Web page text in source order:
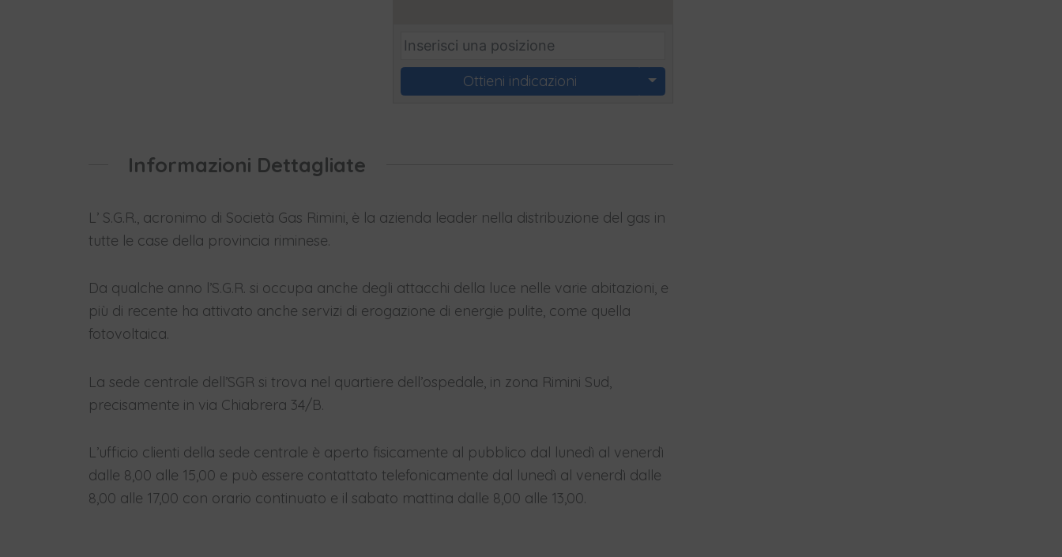
Ottieni indicazioni
Informazioni Dettagliate
L’ S.G.R., acronimo di Società Gas Rimini, è la azienda leader nella distribuzione del gas in
tutte le case della provincia riminese.
Da qualche anno l’S.G.R. si occupa anche degli attacchi della luce nelle varie abitazioni, e
più di recente ha attivato anche servizi di erogazione di energie pulite, come quella
fotovoltaica.
La sede centrale dell’SGR si trova nel quartiere dell’ospedale, in zona Rimini Sud,
precisamente in via Chiabrera 34/B.
L’ufficio clienti della sede centrale è aperto fisicamente al pubblico dal lunedì al venerdì
dalle 8,00 alle 15,00 e può essere contattato telefonicamente dal lunedì al venerdì dalle
8,00 alle 17,00 con orario continuato e il sabato mattina dalle 8,00 alle 13,00.